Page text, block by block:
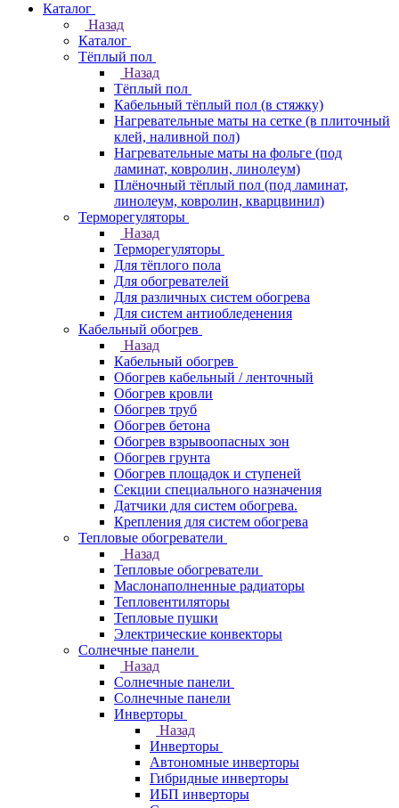
Каталог
Назад
Каталог
Тёплый пол
Назад
Тёплый пол
Кабельный тёплый пол (в стяжку)
Нагревательные маты на сетке (в плиточный
клей, наливной пол)
Нагревательные маты на фольге (под
ламинат, ковролин, линолеум)
Плёночный тёплый пол (под ламинат,
линолеум, ковролин, кварцвинил)
Терморегуляторы
Назад
Терморегуляторы
Для тёплого пола
Для обогревателей
Для различных систем обогрева
Для систем антиобледенения
Кабельный обогрев
Назад
Кабельный обогрев
Обогрев кабельный / ленточный
Обогрев кровли
Обогрев труб
Обогрев бетона
Обогрев взрывоопасных зон
Обогрев грунта
Обогрев площадок и ступеней
Секции специального назначения
Датчики для систем обогрева.
Крепления для систем обогрева
Тепловые обогреватели
Назад
Тепловые обогреватели
Маслонаполненные радиаторы
Тепловентиляторы
Тепловые пушки
Электрические конвекторы
Солнечные панели
Назад
Солнечные панели
Солнечные панели
Инверторы
Назад
Инверторы
Автономные инверторы
Гибридные инверторы
ИБП инверторы